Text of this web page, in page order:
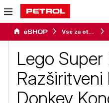
Vse za otroke
Lego Super
Donkey